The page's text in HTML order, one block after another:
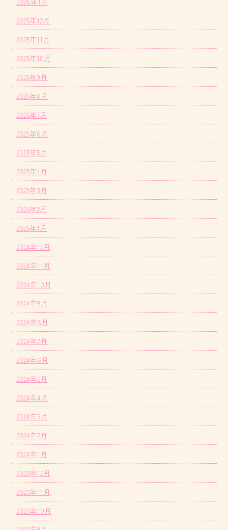
2025年12月
2025年11月
2025年10月
2025年9月
2025年8月
2025年7月
2025年6月
2025年5月
2025年4月
2025年3月
2025年2月
2025年1月
2024年12月
2024年11月
2024年10月
2024年9月
2024年8月
2024年7月
2024年6月
2024年5月
2024年4月
2024年3月
2024年2月
2024年1月
2023年12月
2023年11月
2023年10月